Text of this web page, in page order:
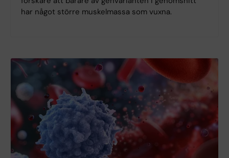
har något större muskelmassa som vuxna.